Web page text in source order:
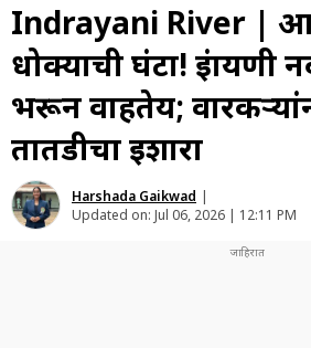
Indrayani River |
धोक्याची घंटा! इंद्रायणी
भरून वाहतेय;
तातडीचा इशारा
Harshada Gaikwad |
Updated on: Jul 06, 2026 | 12:11 PM